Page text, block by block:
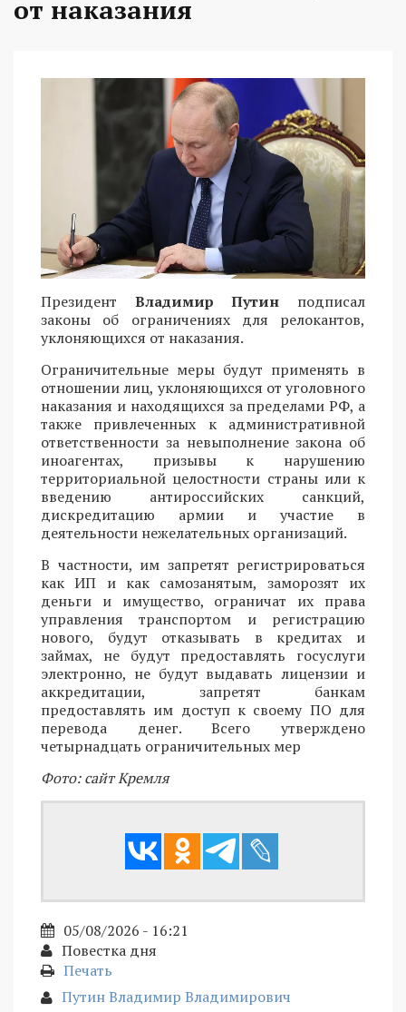
от наказания
Президент Владимир Путин подписал
законы об ограничениях для релокантов,
уклоняющихся от наказания.
Ограничительные меры будут применять в
отношении лиц, уклоняющихся от уголовного
наказания и находящихся за пределами РФ, а
также привлеченных к административной
ответственности за невыполнение закона об
иноагентах, призывы к нарушению
территориальной целостности страны или к
введению антироссийских санкций,
дискредитацию армии и участие в
деятельности нежелательных организаций.
В частности, им запретят регистрироваться
как ИП и как самозанятым, заморозят их
деньги и имущество, ограничат их права
управления транспортом и регистрацию
нового, будут отказывать в кредитах и
займах, не будут предоставлять госуслуги
электронно, не будут выдавать лицензии и
аккредитации, запретят банкам
предоставлять им доступ к своему ПО для
перевода денег. Всего утверждено
четырнадцать ограничительных мер
Фото: сайт Кремля
05/08/2026 - 16:21
Повестка дня
Печать
Путин Владимир Владимирович